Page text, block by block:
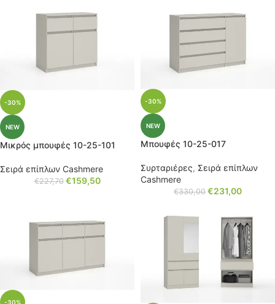
-30%
NEW
Μικρός μπουφές 10-25-101
Σειρά επίπλων Cashmere
€227,70 €159,50
-30%
NEW
Μπουφές 10-25-017
Συρταριέρες, Σειρά επίπλων
Cashmere
€330,00 €231,00
-30%